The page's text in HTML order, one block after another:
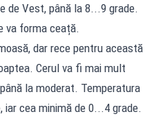
de Vest, până la 8...9 grade.
va forma ceață.
dar rece pentru această
Cerul va fi mai mult
la moderat. Temperatura
cea minimă de 0...4 grade.